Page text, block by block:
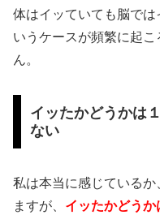
体はイッていても脳で
いうケースが頻繁に起
ん。
イッたかどうかは
ない
私は本当に感じている
ますが、 イッたかどうか